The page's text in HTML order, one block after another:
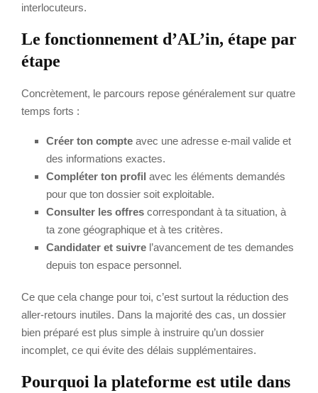
interlocuteurs.
Le fonctionnement d’AL’in, étape par
étape
Concrètement, le parcours repose généralement sur quatre
temps forts :
Créer ton compte avec une adresse e-mail valide et
des informations exactes.
Compléter ton profil avec les éléments demandés
pour que ton dossier soit exploitable.
Consulter les offres correspondant à ta situation, à
ta zone géographique et à tes critères.
Candidater et suivre l’avancement de tes demandes
depuis ton espace personnel.
Ce que cela change pour toi, c’est surtout la réduction des
aller-retours inutiles. Dans la majorité des cas, un dossier
bien préparé est plus simple à instruire qu’un dossier
incomplet, ce qui évite des délais supplémentaires.
Pourquoi la plateforme est utile dans